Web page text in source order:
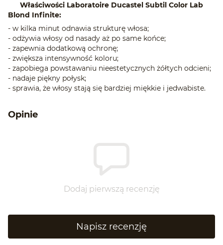
Właściwości Laboratoire Ducastel Subtil Color Lab
Blond Infinite:
- w kilka minut odnawia strukturę włosa;
- odżywia włosy od nasady aż po same końce;
- zapewnia dodatkową ochronę;
- zwiększa intensywność koloru;
- zapobiega powstawaniu nieestetycznych żółtych odcieni;
- nadaje piękny połysk;
- sprawia, że włosy stają się bardziej miękkie i jedwabiste.
Opinie
Dodaj pierwszą recenzję
Napisz recenzję